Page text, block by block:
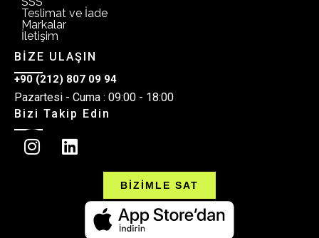
Teslimat ve İade
Markalar
İletişim
BİZE ULAŞIN
+90 (212) 807 09 94
Pazartesi - Cuma : 09:00 - 18:00
Bizi Takip Edin
BİZİMLE SAT